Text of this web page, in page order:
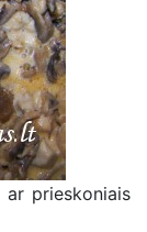
prieskoniais